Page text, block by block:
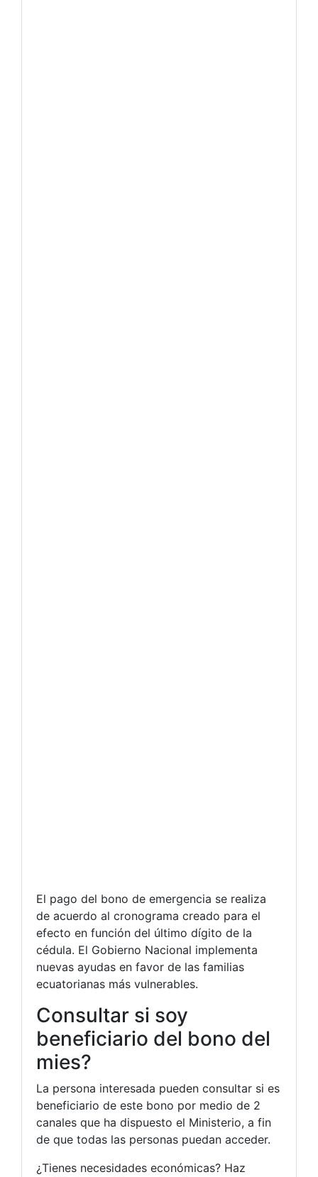
El pago del bono de emergencia se realiza
de acuerdo al cronograma creado para el
efecto en función del último dígito de la
cédula. El Gobierno Nacional implementa
nuevas ayudas en favor de las familias
ecuatorianas más vulnerables.
Consultar si soy
beneficiario del bono del
mies?
La persona interesada pueden consultar si es
beneficiario de este bono por medio de 2
canales que ha dispuesto el Ministerio, a fin
de que todas las personas puedan acceder.
¿Tienes necesidades económicas? Haz